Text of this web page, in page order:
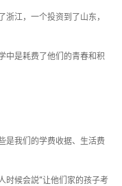
江，一个投资到了山东，
中是耗费了他们的青春和积
是我们的学费收据、生活费
时候会説“让他们家的孩子考